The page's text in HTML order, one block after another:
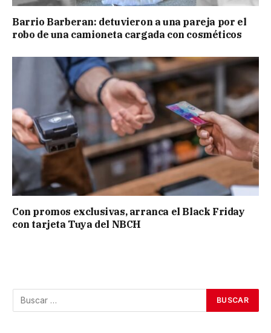
Barrio Barberan: detuvieron a una pareja por el
robo de una camioneta cargada con cosméticos
Con promos exclusivas, arranca el Black Friday
con tarjeta Tuya del NBCH